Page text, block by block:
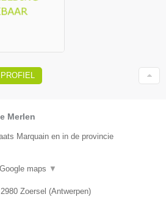
Merlen
Marquain en in de provincie
Google maps ▼
2980 Zoersel (Antwerpen)